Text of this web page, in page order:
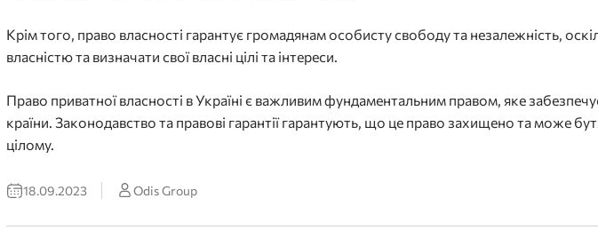
Крім того, право власності гарантує громадянам особисту свободу та незалежність,
власністю та визначати свої власні цілі та інтереси.
Право приватної власності в Україні є важливим фундаментальним правом, яке
країни. Законодавство та правові гарантії гарантують, що це право захищено та може
цілому.
18.09.2023 Odis Group